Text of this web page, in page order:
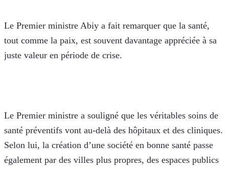
Le Premier ministre Abiy a fait remarquer que la santé,
tout comme la paix, est souvent davantage appréciée à sa
juste valeur en période de crise.
Le Premier ministre a souligné que les véritables soins de
santé préventifs vont au-delà des hôpitaux et des cliniques.
Selon lui, la création d’une société en bonne santé passe
également par des villes plus propres, des espaces publics